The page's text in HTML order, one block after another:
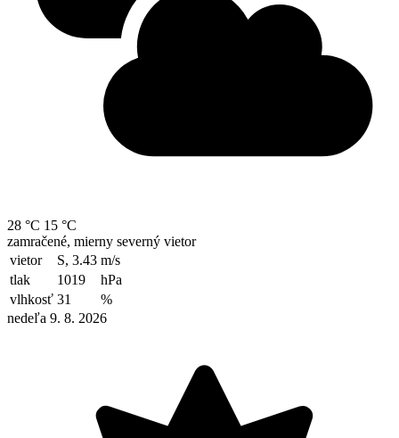
28 °C 15 °C
zamračené, mierny severný vietor
vietor
S, 3.43 m/s
tlak
1019
hPa
vlhkosť 31
%
nedeľa 9. 8. 2026